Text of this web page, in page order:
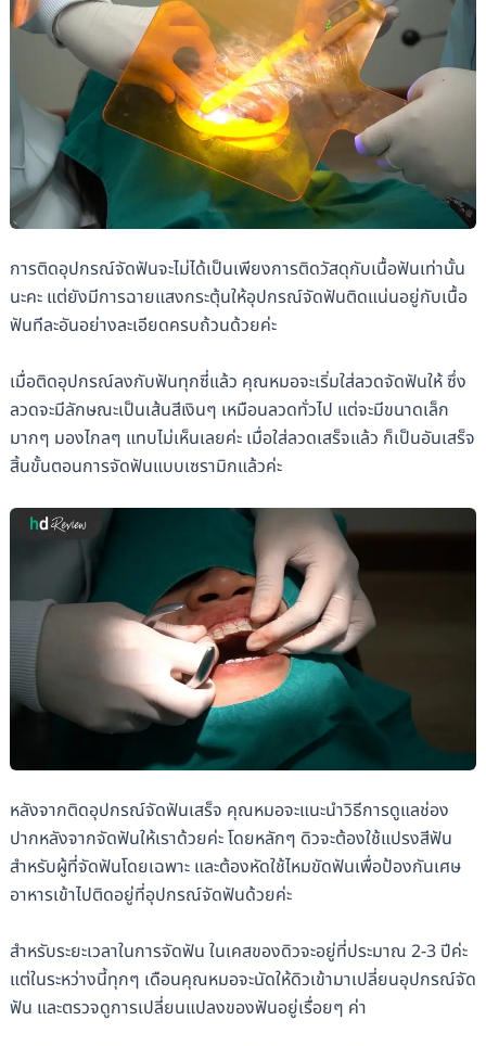
การติดอุปกรณ์จัดฟันจะไม่ได้เป็นเพียงการติดวัสดุกับเนื้อฟันเท่านั้น
นะคะ แต่ยังมีการฉายแสงกระตุ้นให้อุปกรณ์จัดฟันติดแน่นอยู่กับเนื้อ
ฟันทีละอันอย่างละเอียดครบถ้วนด้วยค่ะ
เมื่อติดอุปกรณ์ลงกับฟันทุกซี่แล้ว คุณหมอจะเริ่มใส่ลวดจัดฟันให้ ซึ่ง
ลวดจะมีลักษณะเป็นเส้นสีเงินๆ เหมือนลวดทั่วไป แต่จะมีขนาดเล็ก
มากๆ มองไกลๆ แทบไม่เห็นเลยค่ะ เมื่อใส่ลวดเสร็จแล้ว ก็เป็นอันเสร็จ
สิ้นขั้นตอนการจัดฟันแบบเซรามิกแล้วค่ะ
หลังจากติดอุปกรณ์จัดฟันเสร็จ คุณหมอจะแนะนำวิธีการดูแลช่อง
ปากหลังจากจัดฟันให้เราด้วยค่ะ โดยหลักๆ ดิวจะต้องใช้แปรงสีฟัน
สำหรับผู้ที่จัดฟันโดยเฉพาะ และต้องหัดใช้ไหมขัดฟันเพื่อป้องกันเศษ
อาหารเข้าไปติดอยู่ที่อุปกรณ์จัดฟันด้วยค่ะ
สำหรับระยะเวลาในการจัดฟัน ในเคสของดิวจะอยู่ที่ประมาณ 2-3 ปีค่ะ
แต่ในระหว่างนี้ทุกๆ เดือนคุณหมอจะนัดให้ดิวเข้ามาเปลี่ยนอุปกรณ์จัด
ฟัน และตรวจดูการเปลี่ยนแปลงของฟันอยู่เรื่อยๆ ค่า